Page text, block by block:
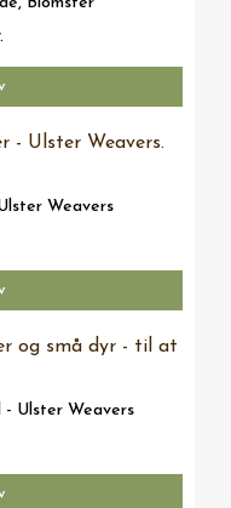
Weavers
- Ulster Weavers